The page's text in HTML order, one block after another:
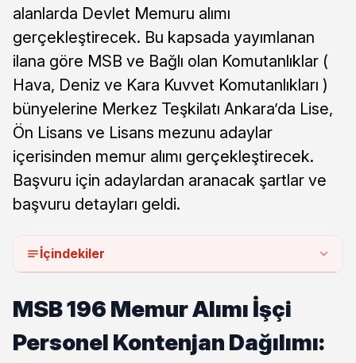
alanlarda Devlet Memuru alımı
gerçekleştirecek. Bu kapsada yayımlanan
ilana göre MSB ve Bağlı olan Komutanlıklar (
Hava, Deniz ve Kara Kuvvet Komutanlıkları )
bünyelerine Merkez Teşkilatı Ankara’da Lise,
Ön Lisans ve Lisans mezunu adaylar
içerisinden memur alımı gerçekleştirecek.
Başvuru için adaylardan aranacak şartlar ve
başvuru detayları geldi.
İçindekiler
MSB 196 Memur Alımı İşçi
Personel Kontenjan Dağılımı: